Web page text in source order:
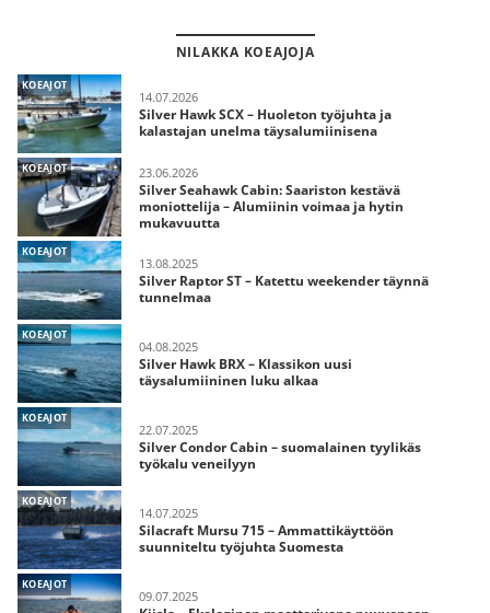
NILAKKA KOEAJOJA
KOEAJOT
14.07.2026
Silver Hawk SCX – Huoleton työjuhta ja
kalastajan unelma täysalumiinisena
KOEAJOT 23.06.2026
Silver Seahawk Cabin: Saariston kestävä
moniottelija – Alumiinin voimaa ja hytin
mukavuutta
KOEAJOT
13.08.2025
Silver Raptor ST – Katettu weekender täynnä
tunnelmaa
KOEAJOT
04.08.2025
Silver Hawk BRX – Klassikon uusi
täysalumiininen luku alkaa
KOEAJOT
22.07.2025
Silver Condor Cabin – suomalainen tyylikäs
työkalu veneilyyn
KOEAJOT
14.07.2025
Silacraft Mursu 715 – Ammattikäyttöön
suunniteltu työjuhta Suomesta
KOEAJOT
09.07.2025